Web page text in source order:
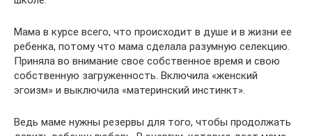
Мама в курсе всего, что происходит в душе и в жизни ее
ребенка, потому что мама сделала разумную селекцию.
Приняла во внимание свое собственное время и свою
собственную загруженность. Включила «женский
эгоизм» и выключила «материнский инстинкт».
Ведь маме нужны резервы для того, чтобы продолжать